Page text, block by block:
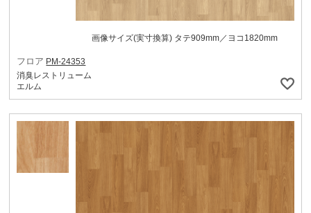
画像サイズ(実寸換算) タテ909mm／ヨコ1820mm
フロア PM-24353
消臭レストリューム
エルム